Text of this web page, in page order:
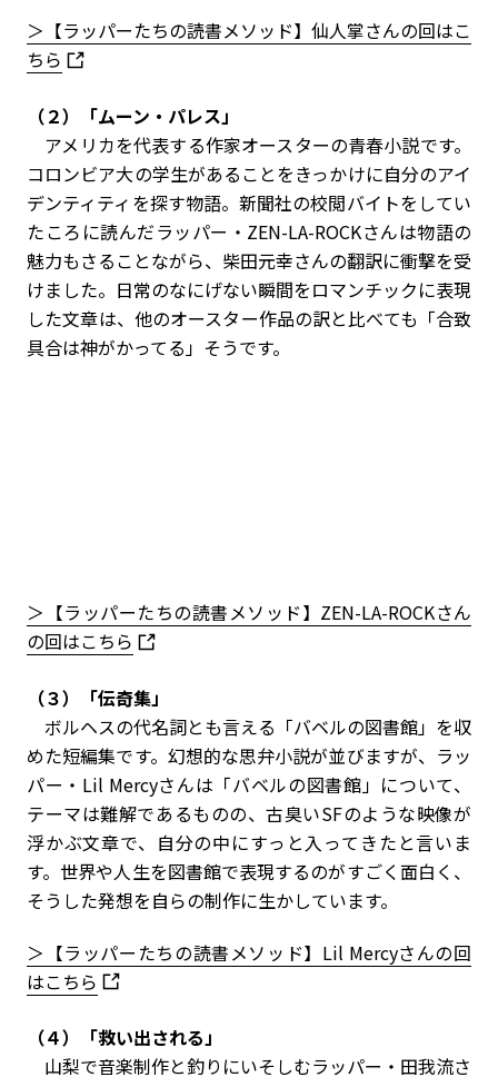
＞【ラッパーたちの読書メソッド】仙人掌さんの回はこ
ちら
（２）「ムーン・パレス」
アメリカを代表する作家オースターの青春小説です。
コロンビア大の学生があることをきっかけに自分のアイ
デンティティを探す物語。新聞社の校閲バイトをしてい
たころに読んだラッパー・ZEN-LA-ROCKさんは物語の
魅力もさることながら、柴田元幸さんの翻訳に衝撃を受
けました。日常のなにげない瞬間をロマンチックに表現
した文章は、他のオースター作品の訳と比べても「合致
具合は神がかってる」そうです。
＞【ラッパーたちの読書メソッド】ZEN-LA-ROCKさん
の回はこちら
（３）「伝奇集」
ボルヘスの代名詞とも言える「バベルの図書館」を収
めた短編集です。幻想的な思弁小説が並びますが、ラッ
パー・Lil Mercyさんは「バベルの図書館」について、
テーマは難解であるものの、古臭いSFのような映像が
浮かぶ文章で、自分の中にすっと入ってきたと言いま
す。世界や人生を図書館で表現するのがすごく面白く、
そうした発想を自らの制作に生かしています。
＞【ラッパーたちの読書メソッド】Lil Mercyさんの回
はこちら
（４）「救い出される」
山梨で音楽制作と釣りにいそしむラッパー・田我流さ